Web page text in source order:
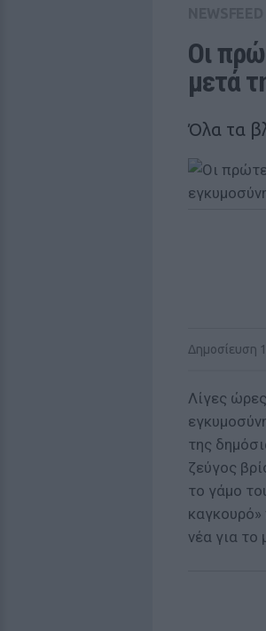
Οι
μετά
Όλα τα
Δημοσίευση
Λίγες
της
ζεύγος
το γάμο
καγκουρό»
νέα για το